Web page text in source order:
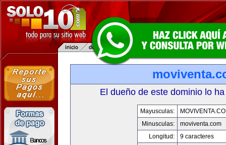
El dueño de este dominio lo
Mayusculas:
Minusculas:
moviventa.com
Longitud:
9 caracteres